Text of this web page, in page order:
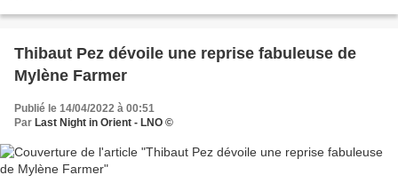
Thibaut Pez dévoile une reprise fabuleuse de
Mylène Farmer
Publié le 14/04/2022 à 00:51
Par Last Night in Orient - LNO ©